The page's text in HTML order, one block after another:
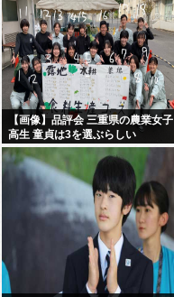
【画像】品評会 三重県の農業女子
高生 童貞は3を選ぶらしい